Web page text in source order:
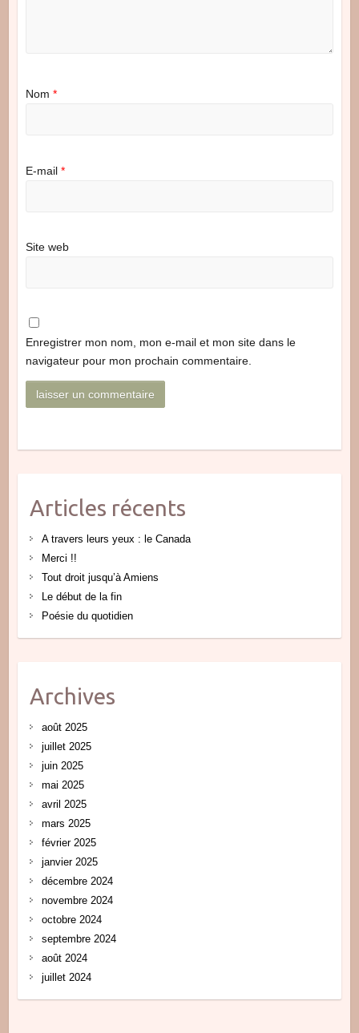
Nom *
E-mail *
Site web
Enregistrer mon nom, mon e-mail et mon site dans le
navigateur pour mon prochain commentaire.
Articles récents
A travers leurs yeux : le Canada
Merci !!
Tout droit jusqu’à Amiens
Le début de la fin
Poésie du quotidien
Archives
août 2025
juillet 2025
juin 2025
mai 2025
avril 2025
mars 2025
février 2025
janvier 2025
décembre 2024
novembre 2024
octobre 2024
septembre 2024
août 2024
juillet 2024